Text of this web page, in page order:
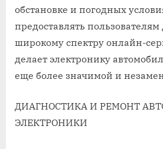
обстановке и погодных
предоставлять пользователям
широкому спектру онлайн-
делает электронику
еще более значимой и
ДИАГНОСТИКА И РЕМОНТ
ЭЛЕКТРОНИКИ